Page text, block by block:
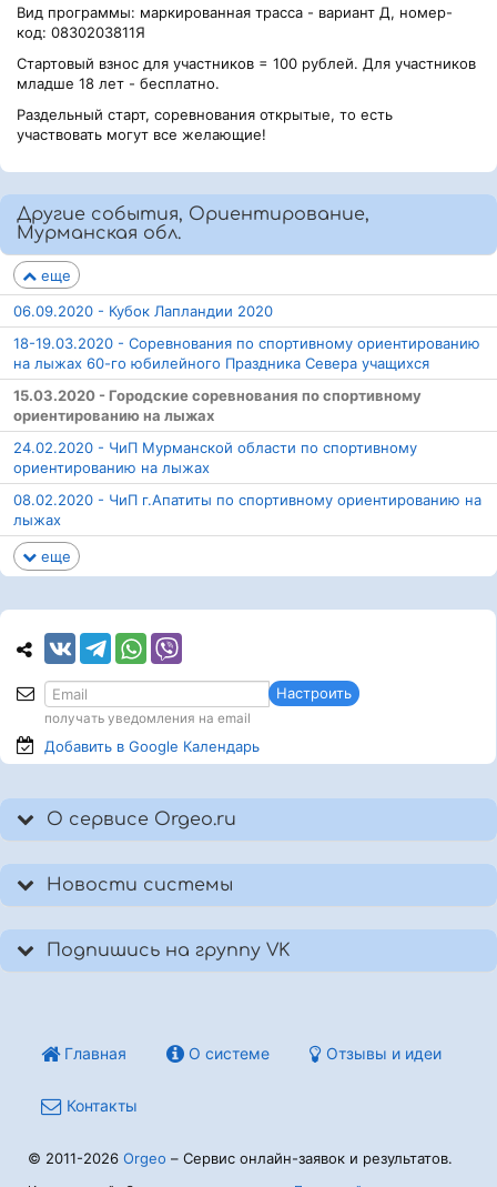
Вид программы: маркированная трасса - вариант Д, номер-
код: 0830203811Я
Стартовый взнос для участников = 100 рублей. Для участников
младше 18 лет - бесплатно.
Раздельный старт, соревнования открытые, то есть
участвовать могут все желающие!
Другие события, Ориентирование,
Мурманская обл.
еще
06.09.2020 - Кубок Лапландии 2020
18-19.03.2020 - Соревнования по спортивному ориентированию
на лыжах 60-го юбилейного Праздника Севера учащихся
15.03.2020 - Городские соревнования по спортивному
ориентированию на лыжах
24.02.2020 - ЧиП Мурманской области по спортивному
ориентированию на лыжах
08.02.2020 - ЧиП г.Апатиты по спортивному ориентированию на
лыжах
еще
Настроить
получать уведомления на email
Добавить в Google Календарь
О сервисе Orgeo.ru
Новости системы
Подпишись на группу VK
Главная О системе Отзывы и идеи
Контакты
© 2011-2026 Orgeo – Сервис онлайн-заявок и результатов.